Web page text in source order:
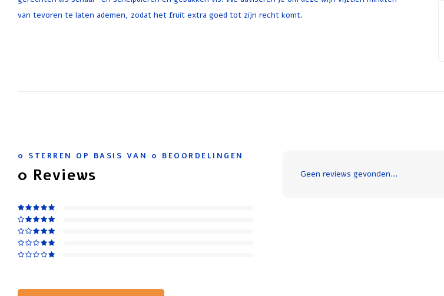
van tevoren te laten ademen, zodat het fruit extra goed tot zijn recht komt.
0 STERREN OP BASIS VAN 0 BEOORDELINGEN
0 Reviews Geen reviews gevonden...